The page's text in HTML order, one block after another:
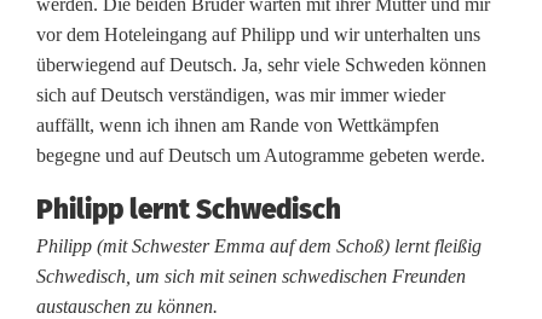
e
d
e
r
s
e
h
werden. Die beiden Brüder warten mit ihrer Mutter und mir
vor dem Hoteleingang auf Philipp und wir unterhalten uns
überwiegend auf Deutsch. Ja, sehr viele Schweden können
sich auf Deutsch verständigen, was mir immer wieder
auffällt, wenn ich ihnen am Rande von Wettkämpfen
begegne und auf Deutsch um Autogramme gebeten werde.
Philipp lernt Schwedisch
Philipp (mit Schwester Emma auf dem Schoß) lernt fleißig
Schwedisch, um sich mit seinen schwedischen Freunden
austauschen zu können.